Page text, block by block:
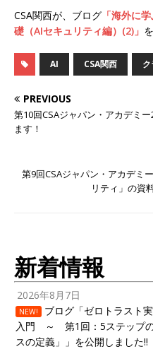
CSA関西が、ブログ 「海外に
礎（AIセキュリティ編）(2)」
AI CSA関西
PREVIOUS
第10回CSAジャパン・アカデミ
ます！
第9回CSAジャパン・アカデミ
リティ」の資
新着情報
2026年8月7日
NEW!
ブログ「ゼロトラスト
入門 ～ 第1回：5ステップの
スの定義」」を公開しました!!